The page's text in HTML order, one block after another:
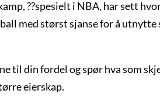
??spesielt i NBA, har sett
med størst sjanse for å
til din fordel og spør hva som
eierskap.